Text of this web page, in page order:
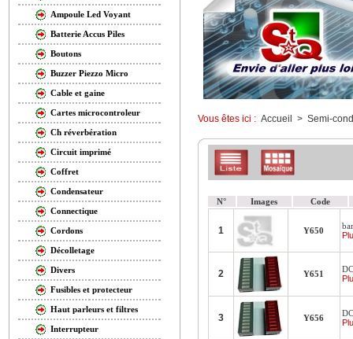
Ampoule Led Voyant
Batterie Accus Piles
Boutons
Buzzer Piezzo Micro
Cable et gaine
Cartes microcontroleur
Ch réverbération
Circuit imprimé
Coffret
Condensateur
Connectique
Cordons
Décolletage
Divers
Fusibles et protecteur
Haut parleurs et filtres
Interrupteur
Vous êtes ici : Accueil > Semi-
N° Images Code
1 Y650
2 Y651
3 Y656